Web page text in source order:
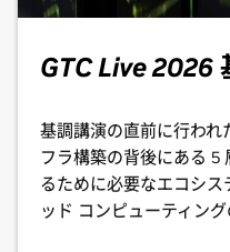
GTC Live 2026
基調講演の直前に行わ
フラ構築の背後にある 5
るために必要なエコシ
ッド コンピューティン